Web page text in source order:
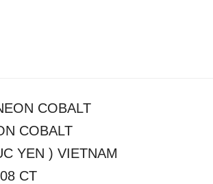
COBALT
COBALT
YEN ) VIETNAM
CT